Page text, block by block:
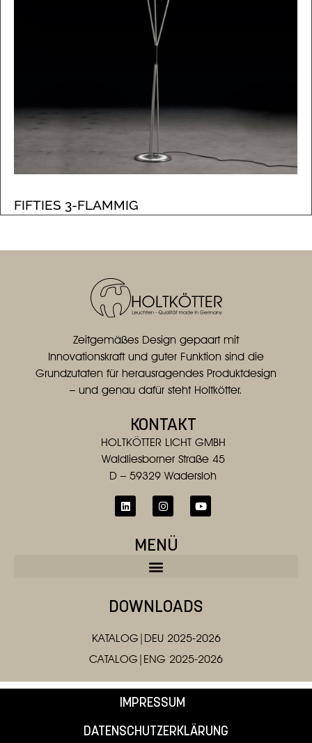
FIFTIES 3-FLAMMIG
Zeitgemäßes Design gepaart mit
Innovationskraft und guter Funktion sind die
Grundzutaten für herausragendes Produktdesign
– und genau dafür steht Holtkötter.
KONTAKT
HOLTKÖTTER LICHT GMBH
Waldliesborner Straße 45
D – 59329 Wadersloh
MENÜ
DOWNLOADS
KATALOG|DEU 2025-2026
CATALOG|ENG 2025-2026
IMPRESSUM
DATENSCHUTZERKLÄRUNG